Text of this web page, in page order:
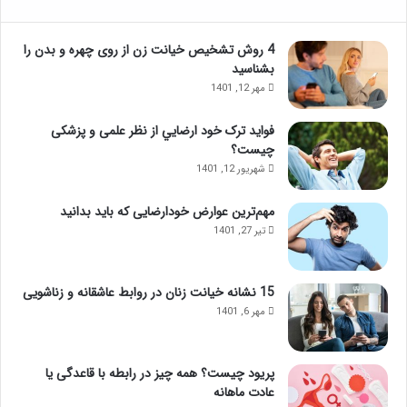
4 روش تشخیص خیانت زن از روی چهره و بدن را
بشناسید
مهر 12, 1401
فواید ترک خود ارضايي از نظر علمی و پزشکی
چیست؟
شهریور 12, 1401
مهم‌ترین عوارض خودارضایی که باید بدانید
تیر 27, 1401
15 نشانه خیانت زنان در روابط عاشقانه و زناشویی
مهر 6, 1401
پریود چیست؟ همه چیز در رابطه با قاعدگی یا
عادت ماهانه